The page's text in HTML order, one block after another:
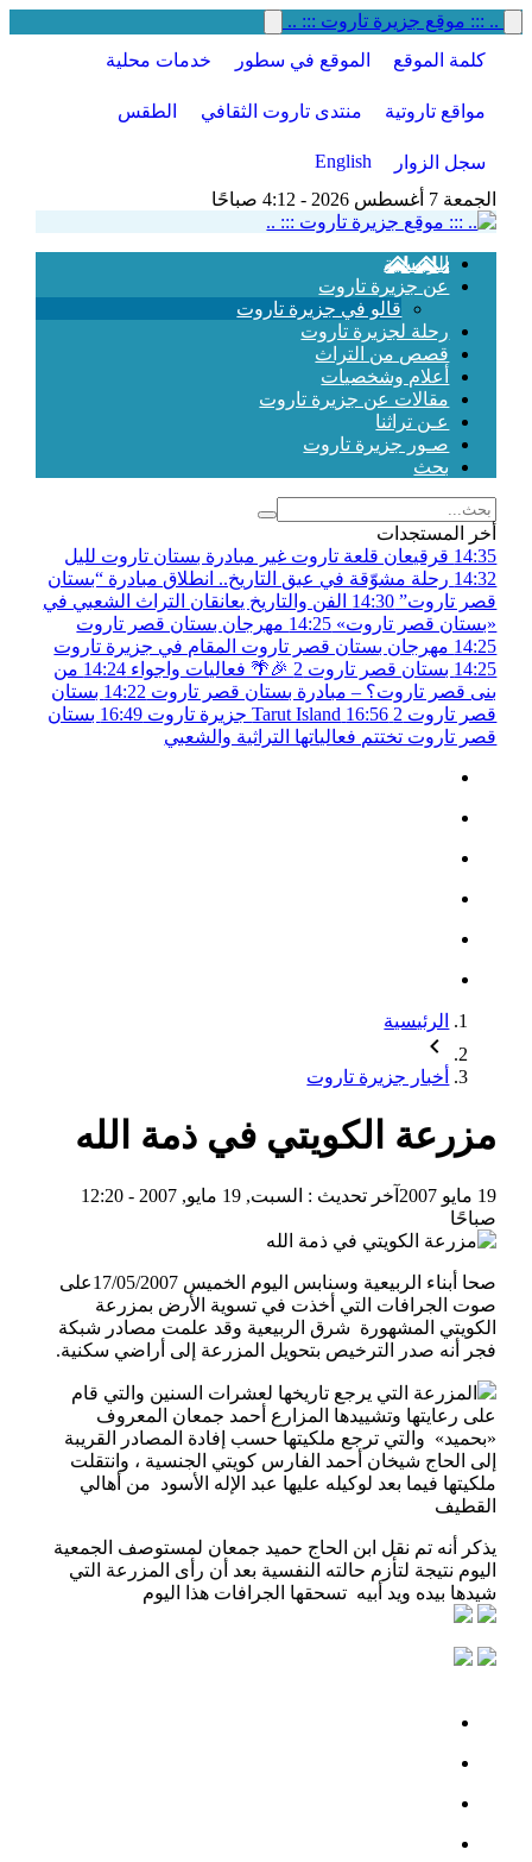
.. ::: موقع جزيرة تاروت ::: ..
كلمة الموقع
الموقع في سطور خدمات محلية
مواقع تاروتية منتدى تاروت الثقافي الطقس
سجل الزوار
English
الجمعة 7 أغسطس 2026 - 4:12 صباحًا
الرئيسية
عن جزيرة تاروت
قالو في جزيرة تاروت
رحلة لجزيرة تاروت
قصص من التراث
أعلام وشخصيات
مقالات عن جزيرة تاروت
عـن تراثنا
صـور جزيرة تاروت
بحث
أخر المستجدات
14:35 قرقيعان قلعة تاروت غير مبادرة بستان تاروت لليل
14:32 رحلة مشوّقة في عبق التاريخ.. انطلاق مبادرة “بستان
قصر تاروت” 14:30 الفن والتاريخ يعانقان التراث الشعبي في
«بستان قصر تاروت» 14:25 مهرجان بستان قصر تاروت
14:25 مهرجان بستان قصر تاروت المقام في جزيرة تاروت
14:25 بستان قصر تاروت 2 🎉🌴 فعاليات واجواء 14:24 من
بنى قصر تاروت؟ – مبادرة بستان قصر تاروت 14:22 بستان
قصر تاروت 2
16:56
16:49 بستان
قصر تاروت تختتم فعالياتها التراثية والشعبي
الرئيسية
أخبار جزيرة تاروت
مزرعة الكويتي في ذمة الله
19 مايو 2007 آخر تحديث :
السبت, 19 مايو, 2007 - 12:20
صباحًا
صحا أبناء الربيعية وسنابس اليوم الخميس 17/05/2007على
صوت الجرافات التي أخذت في تسوية الأرض بمزرعة
الكويتي المشهورة شرق الربيعية وقد علمت مصادر شبكة
فجر أنه صدر الترخيص بتحويل المزرعة إلى أراضي سكنية.
المزرعة التي يرجع تاريخها لعشرات السنين والتي قام
على رعايتها وتشييدها المزارع أحمد جمعان المعروف
«بحميد» والتي ترجع ملكيتها حسب إفادة المصادر القريبة
إلى الحاج شيخان أحمد الفارس كويتي الجنسية ، وانتقلت
ملكيتها فيما بعد لوكيله عليها عبد الإله الأسود من أهالي
القطيف
يذكر أنه تم نقل ابن الحاج حميد جمعان لمستوصف الجمعية
اليوم نتيجة لتأزم حالته النفسية بعد أن رأى المزرعة التي
شيدها بيده ويد أبيه تسحقها الجرافات هذا اليوم